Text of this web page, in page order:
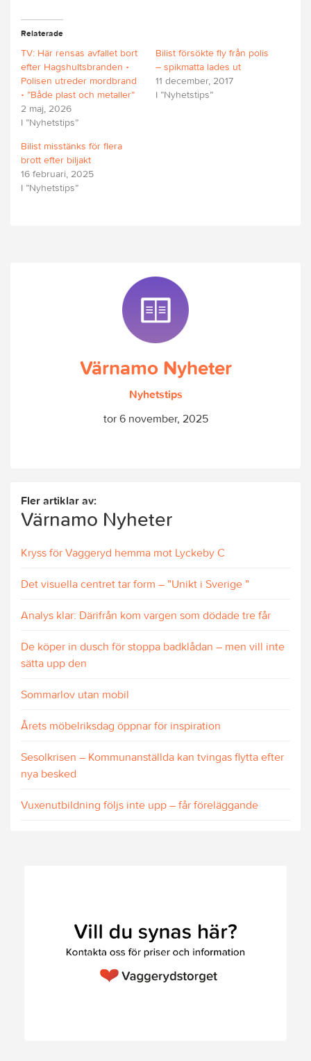
Relaterade
TV: Här rensas avfallet bort
efter Hagshultsbranden •
Polisen utreder mordbrand
• ”Både plast och metaller”
2 maj, 2026
I ”Nyhetstips”
Bilist försökte fly från polis
– spikmatta lades ut
11 december, 2017
I ”Nyhetstips”
Bilist misstänks för flera
brott efter biljakt
16 februari, 2025
I ”Nyhetstips”
Värnamo Nyheter
Nyhetstips
tor 6 november, 2025
Fler artiklar av:
Värnamo Nyheter
Kryss för Vaggeryd hemma mot Lyckeby C
Det visuella centret tar form – ”Unikt i Sverige ”
Analys klar: Därifrån kom vargen som dödade tre får
De köper in dusch för stoppa badklådan – men vill inte
sätta upp den
Sommarlov utan mobil
Årets möbelriksdag öppnar för inspiration
Sesolkrisen – Kommunanställda kan tvingas flytta efter
nya besked
Vuxenutbildning följs inte upp – får föreläggande